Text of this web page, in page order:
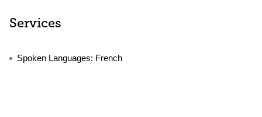
Services
Spoken Languages: French